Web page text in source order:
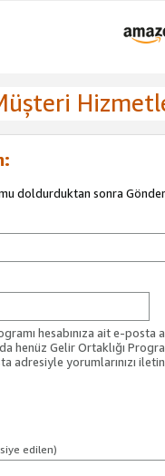
doldurduktan sonra Gönder
hesabınıza ait e-posta
henüz Gelir Ortaklığı
adresiyle yorumlarınızı
edilen)